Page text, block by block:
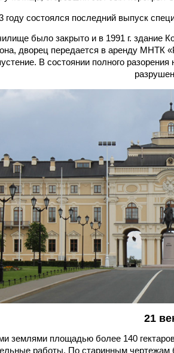
году состоялся последний выпуск
было закрыто и в 1991 г. здание
дворец передается в аренду
В состоянии полного
21
землями площадью более 140
работы. По старинным